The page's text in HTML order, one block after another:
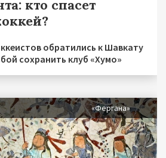
кто спасет
обратились к Шавкату
сохранить клуб «Хумо»
«Фергана»